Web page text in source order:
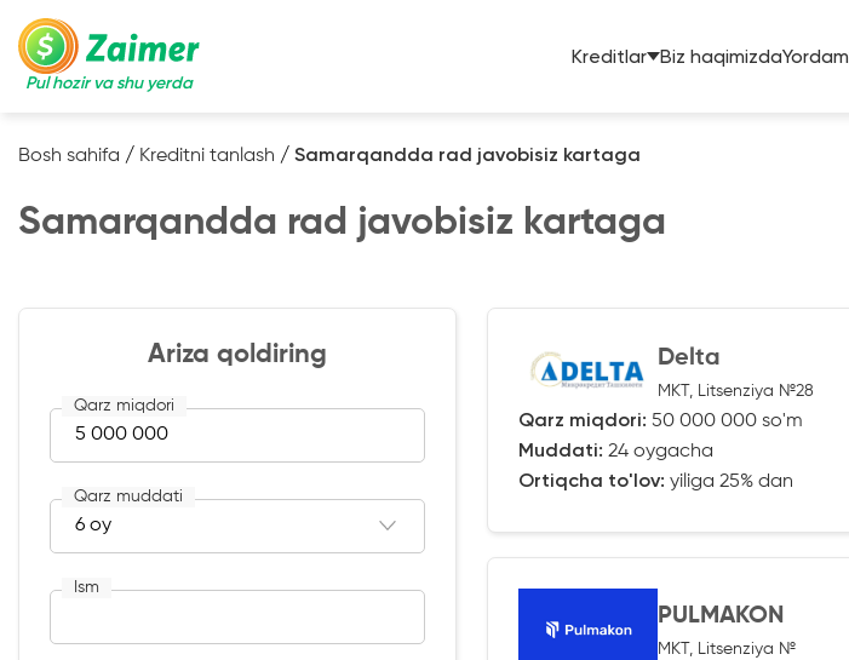
Pul hozir va shu yerda
Kreditlar Biz haqimizdaYordam
Bosh sahifa / Kreditni tanlash / Samarqandda rad javobisiz kartaga
Samarqandda rad javobisiz kartaga
Ariza qoldiring
Qarz miqdori
Qarz muddati
Ism
Delta
MKT, Litsenziya №28
Qarz miqdori: 50 000 000 so'm
Muddati: 24 oygacha
Ortiqcha to'lov: yiliga 25% dan
PULMAKON
MKT, Litsenziya №